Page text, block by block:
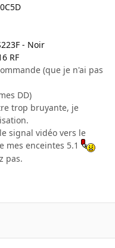
- Noir
RF
(que je n'ai pas
DD)
trop bruyante, je
signal vidéo vers le
mes enceintes 5.1
pas.